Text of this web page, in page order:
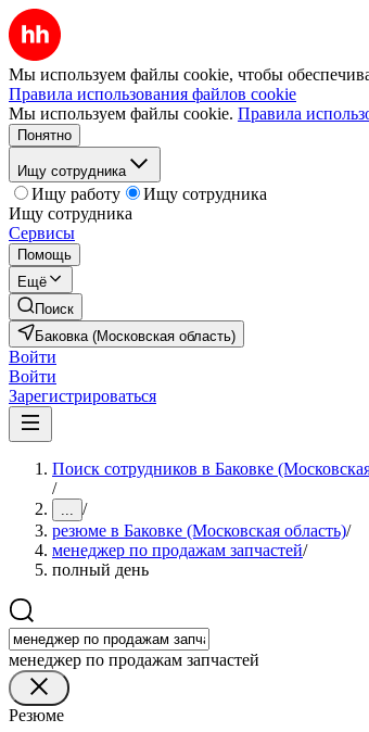
Мы используем файлы cookie, чтобы
Правила использования файлов cookie
Мы используем файлы cookie. Правила
Понятно
Ищу сотрудника
Ищу работу
Ищу сотрудника
Ищу сотрудника
Сервисы
Помощь
Ещё
Поиск
Баковка (Московская область)
Войти
Войти
Зарегистрироваться
Поиск сотрудников в Баковке
/
... /
резюме в Баковке (Московская область)/
менеджер по продажам запчастей/
полный день
менеджер по продажам запчастей
Резюме